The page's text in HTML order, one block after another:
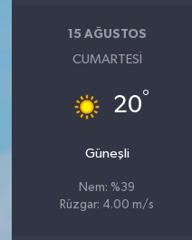
15 AĞUSTOS
CUMARTESI
20°
Güneşli
Nem: %39
Rüzgar: 4.00 m/s